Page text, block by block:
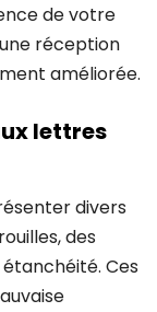
de votre
réception
améliorée.
lettres
divers
des
Ces